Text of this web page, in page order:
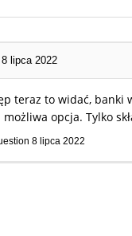
lipca 2022
teraz to widać,
opcja. Tylko
8 lipca 2022